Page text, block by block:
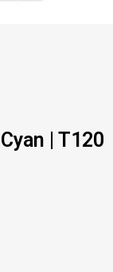
| T120